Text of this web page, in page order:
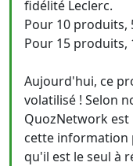
fidélité Leclerc.
Pour 10 produits,
Pour 15 produits,
Aujourd'hui, ce
volatilisé ! Selon
QuozNetwork
cette information
qu'il est le seul à